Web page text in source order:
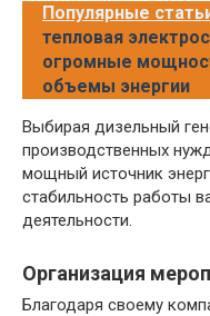
Популярные
тепловая
огромные
объемы энергии
Выбирая дизельный
производственных
мощный источник
стабильность работы
деятельности.
Организация
Благодаря своему